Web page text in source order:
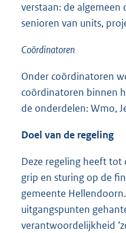
verstaan: de
senioren van units,
Coördinatoren
Onder coördinatoren
coördinatoren binnen
de onderdelen: Wmo,
Doel van de regeling
Deze regeling heeft
grip en sturing op de
gemeente
uitgangspunten
verantwoordelijkheid